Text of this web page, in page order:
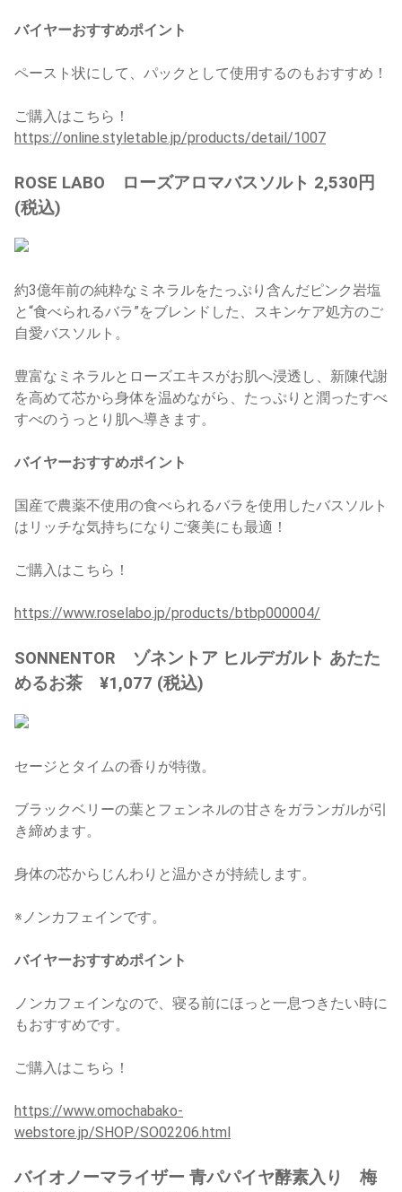
バイヤーおすすめポイント
ペースト状にして、パックとして使用するのもおすすめ！
ご購入はこちら！
https://online.styletable.jp/products/detail/1007
ROSE LABO ローズアロマバスソルト 2,530円
(税込)
約3億年前の純粋なミネラルをたっぷり含んだピンク岩塩
と“食べられるバラ”をブレンドした、スキンケア処方のご
自愛バスソルト。
豊富なミネラルとローズエキスがお肌へ浸透し、新陳代謝
を高めて芯から身体を温めながら、たっぷりと潤ったすべ
すべのうっとり肌へ導きます。
バイヤーおすすめポイント
国産で農薬不使用の食べられるバラを使用したバスソルト
はリッチな気持ちになりご褒美にも最適！
ご購入はこちら！
https://www.roselabo.jp/products/btbp000004/
SONNENTOR ゾネントア ヒルデガルト あたた
めるお茶 ¥1,077 (税込)
セージとタイムの香りが特徴。
ブラックベリーの葉とフェンネルの甘さをガランガルが引
き締めます。
身体の芯からじんわりと温かさが持続します。
※ノンカフェインです。
バイヤーおすすめポイント
ノンカフェインなので、寝る前にほっと一息つきたい時に
もおすすめです。
ご購入はこちら！
https://www.omochabako-
webstore.jp/SHOP/SO02206.html
バイオノーマライザー 青パパイヤ酵素入り 梅